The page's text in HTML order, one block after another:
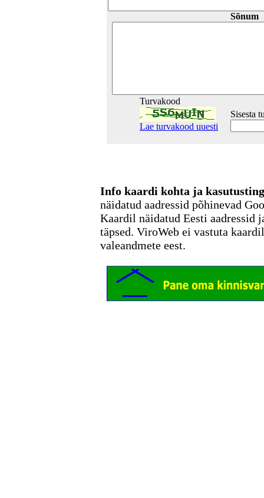
Sõnum
Turvakood
Lae turvakood uuesti
Sisesta
Info kaardi kohta ja
näidatud aadressid põhinevad
Kaardil näidatud Eesti aadressid
täpsed. ViroWeb ei vastuta
valeandmete eest.